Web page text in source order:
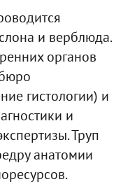
и верблюда.
органов
гистологии) и
и
Труп
анатомии